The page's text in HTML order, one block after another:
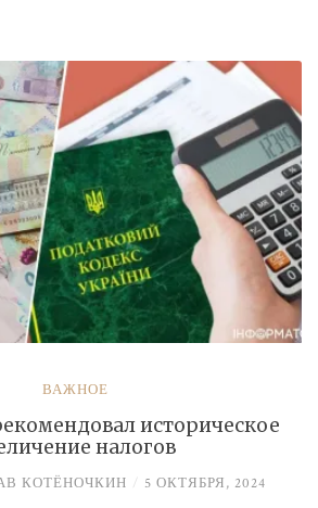
ВАЖНОЕ
историческое
налогов
КОТЁНОЧКИН / 5 ОКТЯБРЯ, 2024